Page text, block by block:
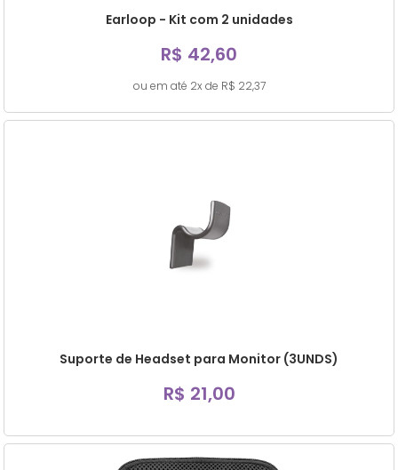
Earloop - Kit com 2 unidades
R$ 42,60
ou em até 2x de R$ 22,37
Suporte de Headset para Monitor (3UNDS)
R$ 21,00